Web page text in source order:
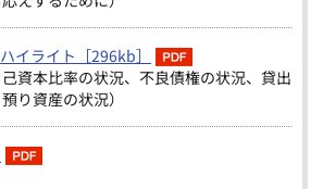
イライト［296kb］
己資本比率の状況、不良債権の状況、貸出
り資産の状況）